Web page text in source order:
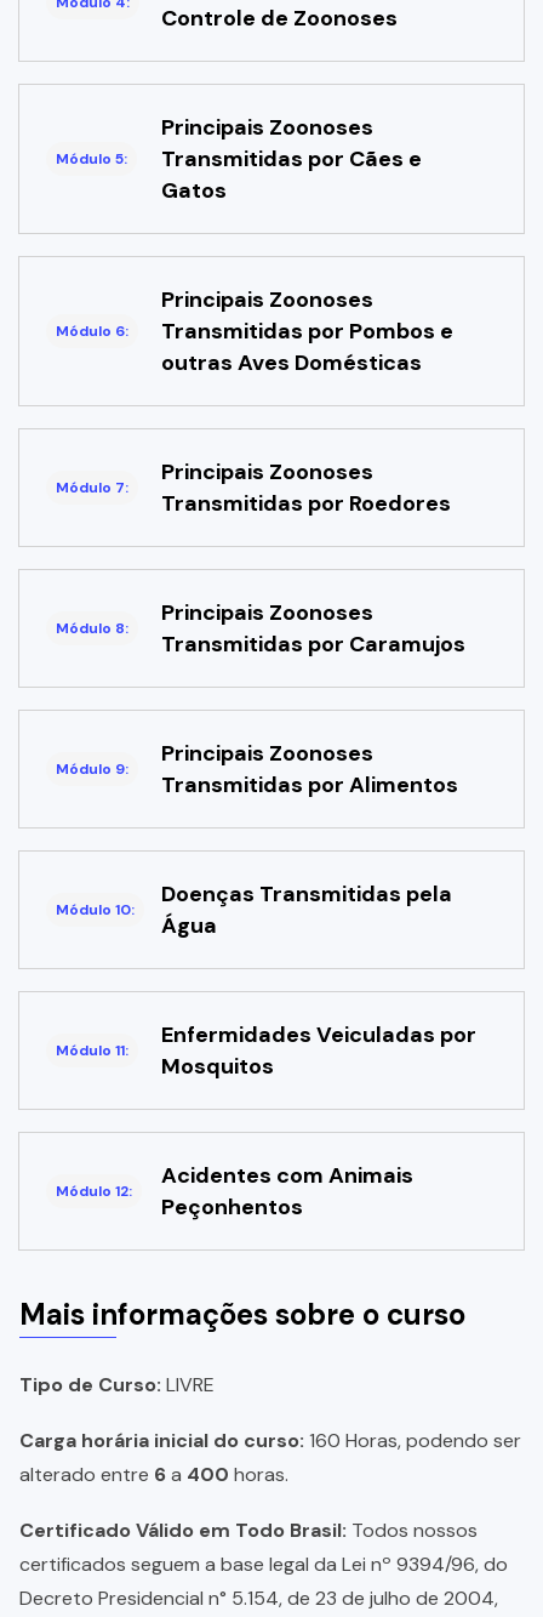
Controle de Zoonoses
Módulo 5:
Principais Zoonoses
Transmitidas por Cães e
Gatos
Módulo 6:
Principais Zoonoses
Transmitidas por Pombos e
outras Aves Domésticas
Módulo 7:
Principais Zoonoses
Transmitidas por Roedores
Módulo 8:
Principais Zoonoses
Transmitidas por Caramujos
Módulo 9:
Principais Zoonoses
Transmitidas por Alimentos
Módulo 10:
Doenças Transmitidas pela
Água
Módulo 11:
Enfermidades Veiculadas por
Mosquitos
Módulo 12:
Acidentes com Animais
Peçonhentos
Mais informações sobre o curso
Tipo de Curso: LIVRE
Carga horária inicial do curso: 160 Horas, podendo ser
alterado entre 6a 400 horas.
Certificado Válido em Todo Brasil: Todos nossos
certificados seguem a base legal da Lei nº 9394/96, do
Decreto Presidencial n° 5.154, de 23 de julho de 2004,